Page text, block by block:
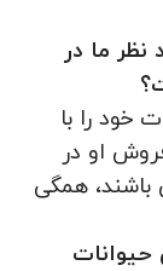
ما در
خود را با
او در
باشند، همگی
حیوانات